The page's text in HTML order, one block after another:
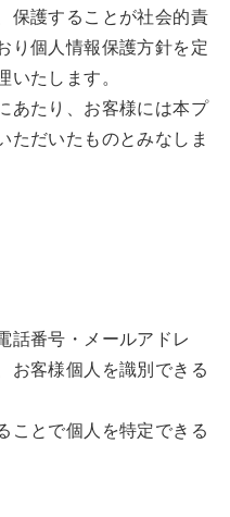
保護することが社会的責
り個人情報保護方針を定
たします。
あたり、お客様には本プ
ただいたものとみなしま
話番号・メールアドレ
お客様個人を識別できる
ことで個人を特定できる